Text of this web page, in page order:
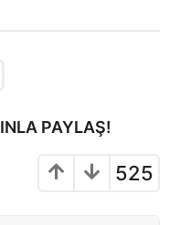
PAYLAŞ!
525